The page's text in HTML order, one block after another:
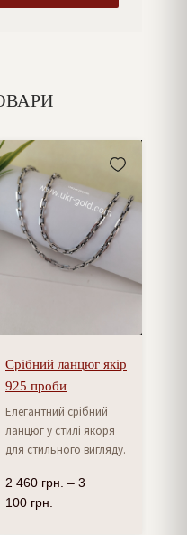
Срібний ланцюг якір
925 проби
Елегантний срібний
ланцюг у стилі якоря
для стильного вигляду.
2 460 грн. – 3
100 грн.